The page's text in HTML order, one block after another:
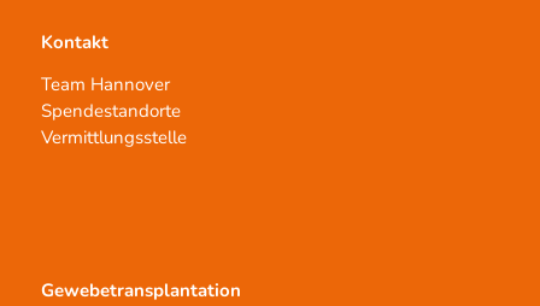
Kontakt
Team Hannover
Spendestandorte
Vermittlungsstelle
Gewebetransplantation